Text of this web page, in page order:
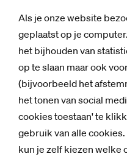
Als je onze website
geplaatst op je
het bijhouden van
op te slaan maar ook
(bijvoorbeeld het
het tonen van social
cookies toestaan' te
gebruik van alle
kun je zelf kiezen welke
Nieuws